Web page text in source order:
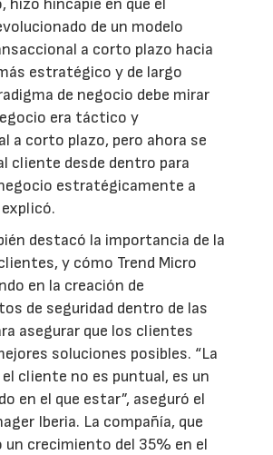
hizo hincapié en que el
de un modelo
a corto plazo hacia
estratégico y de largo
de negocio debe mirar
era táctico y
a corto plazo, pero ahora se
cliente desde dentro para
estratégicamente a
destacó la importancia de la
y cómo Trend Micro
en la creación de
de seguridad dentro de las
asegurar que los clientes
soluciones posibles. “La
cliente no es puntual, es un
en el que estar”, aseguró el
Iberia. La compañía, que
un crecimiento del 35% en el